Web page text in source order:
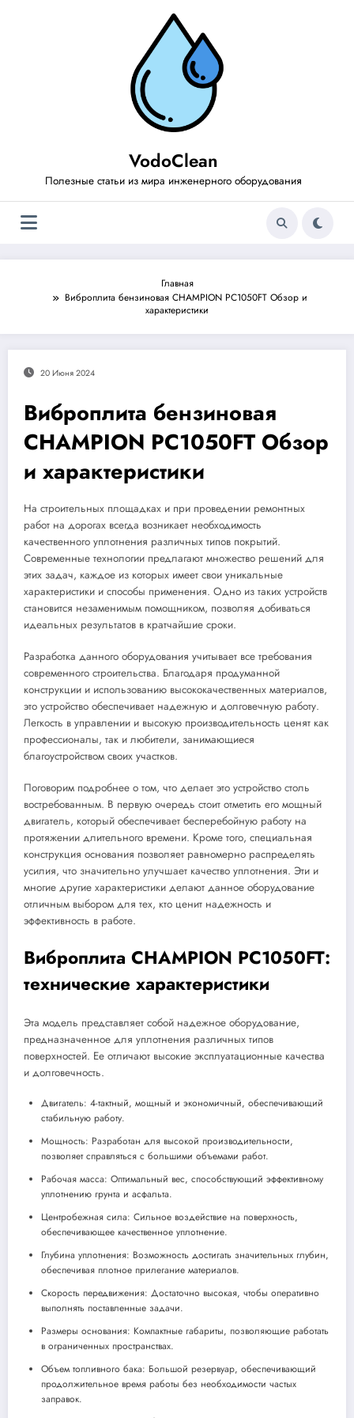
VodoClean
Полезные статьи из мира инженерного оборудования
Главная
Виброплита бензиновая CHAMPION PC1050FT Обзор и
характеристики
20 Июня 2024
Виброплита бензиновая
CHAMPION PC1050FT Обзор
и характеристики
На строительных площадках и при проведении ремонтных
работ на дорогах всегда возникает необходимость
качественного уплотнения различных типов покрытий.
Современные технологии предлагают множество решений для
этих задач, каждое из которых имеет свои уникальные
характеристики и способы применения. Одно из таких устройств
становится незаменимым помощником, позволяя добиваться
идеальных результатов в кратчайшие сроки.
Разработка данного оборудования учитывает все требования
современного строительства. Благодаря продуманной
конструкции и использованию высококачественных материалов,
это устройство обеспечивает надежную и долговечную работу.
Легкость в управлении и высокую производительность ценят как
профессионалы, так и любители, занимающиеся
благоустройством своих участков.
Поговорим подробнее о том, что делает это устройство столь
востребованным. В первую очередь стоит отметить его мощный
двигатель, который обеспечивает бесперебойную работу на
протяжении длительного времени. Кроме того, специальная
конструкция основания позволяет равномерно распределять
усилия, что значительно улучшает качество уплотнения. Эти и
многие другие характеристики делают данное оборудование
отличным выбором для тех, кто ценит надежность и
эффективность в работе.
Виброплита CHAMPION PC1050FT:
технические характеристики
Эта модель представляет собой надежное оборудование,
предназначенное для уплотнения различных типов
поверхностей. Ее отличают высокие эксплуатационные качества
и долговечность.
Двигатель: 4-тактный, мощный и экономичный, обеспечивающий
стабильную работу.
Мощность: Разработан для высокой производительности,
позволяет справляться с большими объемами работ.
Рабочая масса: Оптимальный вес, способствующий эффективному
уплотнению грунта и асфальта.
Центробежная сила: Сильное воздействие на поверхность,
обеспечивающее качественное уплотнение.
Глубина уплотнения: Возможность достигать значительных глубин,
обеспечивая плотное прилегание материалов.
Скорость передвижения: Достаточно высокая, чтобы оперативно
выполнять поставленные задачи.
Размеры основания: Компактные габариты, позволяющие работать
в ограниченных пространствах.
Объем топливного бака: Большой резервуар, обеспечивающий
продолжительное время работы без необходимости частых
заправок.